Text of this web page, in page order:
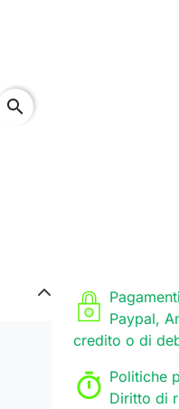
search
Paypal,
credito o di
Politiche
Diritto di